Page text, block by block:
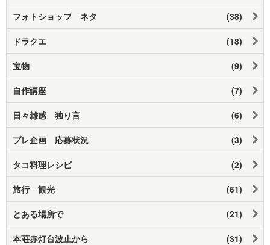
フォトショップ ネタ (38)
ドラクエ (18)
宝物 (9)
自作講座 (7)
日々雑感 独り言 (6)
プレ企画 応募状況 (3)
タコ料理レシピ (2)
旅行 観光 (61)
とある場所で (21)
本荘赤灯台波止から (31)